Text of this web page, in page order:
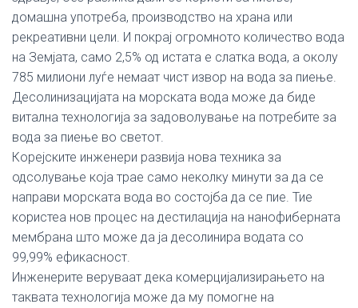
домашна употреба, производство на храна или
рекреативни цели. И покрај огромното количество вода
на Земјата, само 2,5% од истата е слатка вода, а околу
785 милиони луѓе немаат чист извор на вода за пиење.
Десолинизацијата на морската вода може да биде
витална технологија за задоволување на потребите за
вода за пиење во светот.
Корејските инженери развија нова техника за
одсолување која трае само неколку минути за да се
направи морската вода во состојба да се пие. Тие
користеа нов процес на дестилација на нанофиберната
мембрана што може да ја десолинира водата со
99,99% ефикасност.
Инженерите веруваат дека комерцијализирањето на
таквата технологија може да му помогне на